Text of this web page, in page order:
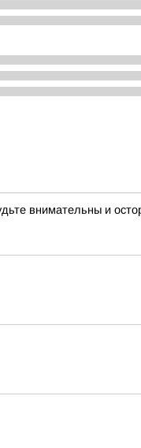
внимательны и